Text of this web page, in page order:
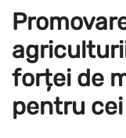
forței de
pentru